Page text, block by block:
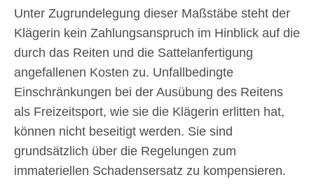
Unter Zugrundelegung dieser Maßstäbe steht der
Klägerin kein Zahlungsanspruch im Hinblick auf die
durch das Reiten und die Sattelanfertigung
angefallenen Kosten zu. Unfallbedingte
Einschränkungen bei der Ausübung des Reitens
als Freizeitsport, wie sie die Klägerin erlitten hat,
können nicht beseitigt werden. Sie sind
grundsätzlich über die Regelungen zum
immateriellen Schadensersatz zu kompensieren.